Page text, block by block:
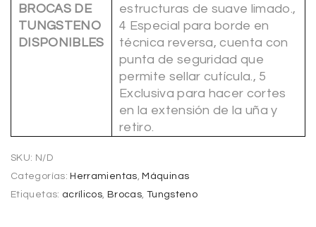
BROCAS DE
TUNGSTENO
DISPONIBLES
estructuras de suave limado.,
4 Especial para borde en
técnica reversa, cuenta con
punta de seguridad que
permite sellar cutícula., 5
Exclusiva para hacer cortes
en la extensión de la uña y
retiro.
SKU: N/D
Categorías: Herramientas, Máquinas
Etiquetas: acrílicos, Brocas, Tungsteno